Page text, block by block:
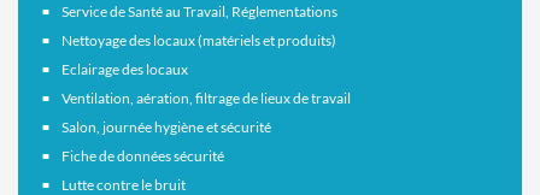
Service de Santé au Travail, Réglementations
Nettoyage des locaux (matériels et produits)
Eclairage des locaux
Ventilation, aération, filtrage de lieux de travail
Salon, journée hygiène et sécurité
Fiche de données sécurité
Lutte contre le bruit